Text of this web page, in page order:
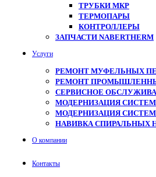
ТРУБКИ МКР
ТЕРМОПАРЫ
КОНТРОЛЛЕРЫ
ЗАПЧАСТИ NABERTHERM
Услуги
РЕМОНТ МУФЕЛЬНЫХ
РЕМОНТ
СЕРВИСНОЕ
МОДЕРНИЗАЦИЯ СИСТЕМ
МОДЕРНИЗАЦИЯ
НАВИВКА СПИРАЛЬНЫХ
О компании
Контакты